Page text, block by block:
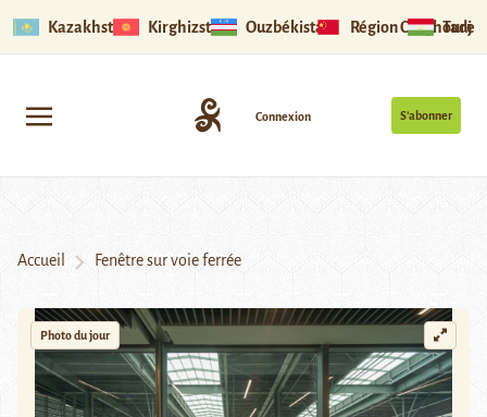
Kazakhstan Kirghizstan Ouzbékistan Région Ouïghoure
S’abonner
Connexion
Accueil Fenêtre sur voie ferrée
Photo du jour